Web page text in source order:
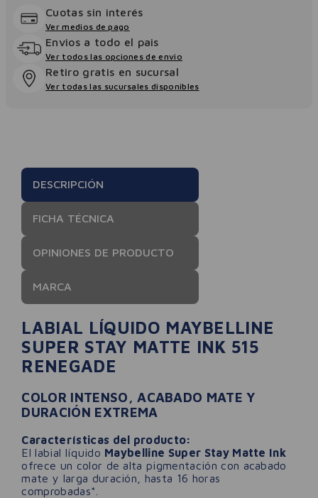
Cuotas sin interés
Ver medios de pago
Envios a todo el pais
Ver todos las opciones de envio
Retiro gratis en sucursal
Ver todas las sucursales disponibles
DESCRIPCIÓN
FICHA TÉCNICA
OPINIONES DE PRODUCTO
MARCA
LABIAL LÍQUIDO MAYBELLINE
SUPER STAY MATTE INK 515
RENEGADE
COLOR INTENSO, ACABADO MATE Y
DURACIÓN EXTREMA
Características del producto:
El labial líquido Maybelline Super Stay Matte Ink
ofrece un color de alta pigmentación con acabado
mate y larga duración, hasta 16 horas
comprobadas*.